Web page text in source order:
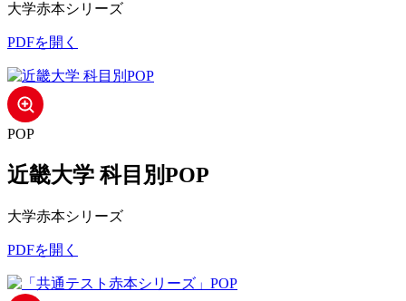
大学赤本シリーズ
PDFを開く
POP
近畿大学 科目別POP
大学赤本シリーズ
PDFを開く